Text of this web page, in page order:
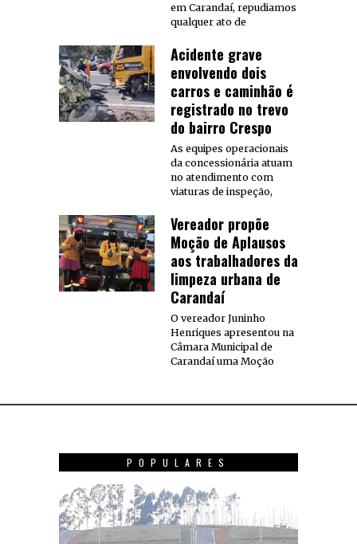
em Carandaí, repudiamos
qualquer ato de
Acidente grave
envolvendo dois
carros e caminhão é
registrado no trevo
do bairro Crespo
As equipes operacionais
da concessionária atuam
no atendimento com
viaturas de inspeção,
Vereador propõe
Moção de Aplausos
aos trabalhadores da
limpeza urbana de
Carandaí
O vereador Juninho
Henriques apresentou na
Câmara Municipal de
Carandaí uma Moção
POPULARES